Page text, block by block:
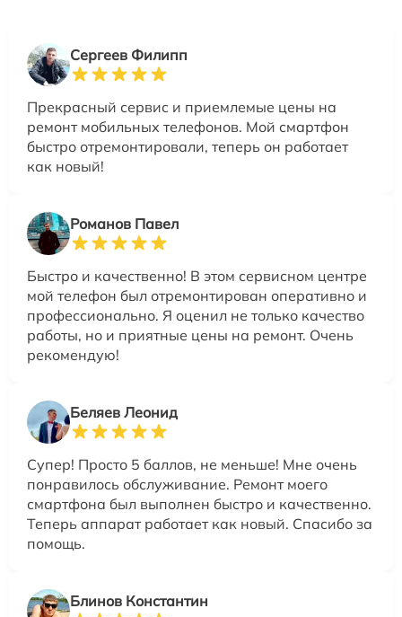
Сергеев Филипп
Прекрасный сервис и приемлемые цены на
ремонт мобильных телефонов. Мой смартфон
быстро отремонтировали, теперь он работает
как новый!
Романов Павел
Быстро и качественно! В этом сервисном центре
мой телефон был отремонтирован оперативно и
профессионально. Я оценил не только качество
работы, но и приятные цены на ремонт. Очень
рекомендую!
Беляев Леонид
Супер! Просто 5 баллов, не меньше! Мне очень
понравилось обслуживание. Ремонт моего
смартфона был выполнен быстро и качественно.
Теперь аппарат работает как новый. Спасибо за
помощь.
Блинов Константин